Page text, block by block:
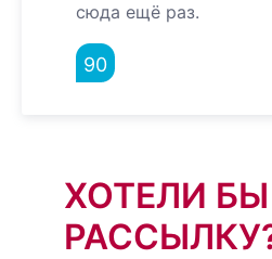
сюда ещё раз.
90
ХОТЕЛИ